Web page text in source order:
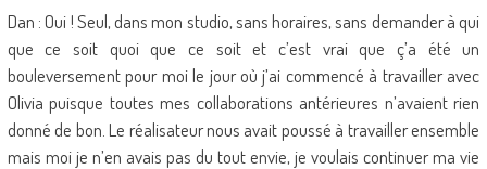
Dan : Oui ! Seul, dans mon studio, sans horaires, sans demander à qui
que ce soit quoi que ce soit et c’est vrai que ç’a été un
bouleversement pour moi le jour où j’ai commencé à travailler avec
Olivia puisque toutes mes collaborations antérieures n’avaient rien
donné de bon. Le réalisateur nous avait poussé à travailler ensemble
mais moi je n’en avais pas du tout envie, je voulais continuer ma vie